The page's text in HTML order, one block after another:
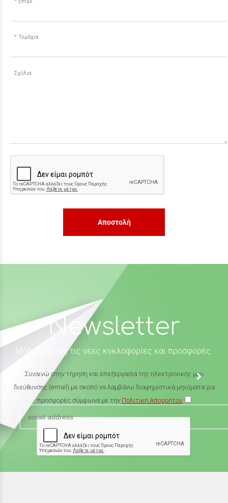
Τεμάχια:
Σχόλια:
Αποστολή
Newsletter
Μάθε πρώτος τις νέες κυκλοφορίες και προσφορές.
Συναινώ στην τήρηση και επεξεργασία της ηλεκτρονικής μου
διεύθυνσης (email) με σκοπό να λαμβάνω διαφημιστικά μηνύματα για
προσφορές σύμφωνα με την Πολιτική Απορρήτου